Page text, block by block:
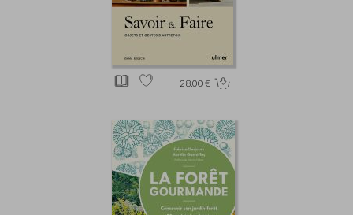
28.00 €